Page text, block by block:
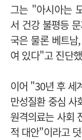
그는 "아시아는
서 건강 불평등
국은 물론 베트
여 있다"고 진단
이어 "30년 후 세
만성질환 중심
원격의료는 사회
적 대안"이라고